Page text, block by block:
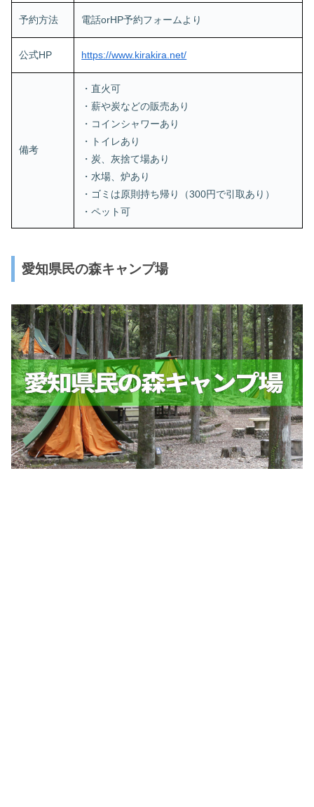
予約方法 電話orHP予約フォームより
公式HP https://www.kirakira.net/
備考
・直火可
・薪や炭などの販売あり
・コインシャワーあり
・トイレあり
・炭、灰捨て場あり
・水場、炉あり
・ゴミは原則持ち帰り（300円で引取あり）
・ペット可
愛知県民の森キャンプ場